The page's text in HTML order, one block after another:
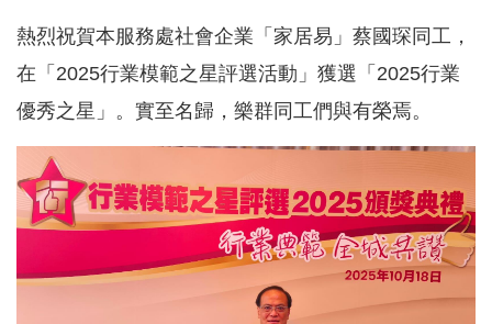
熱烈祝賀本服務處社會企業「家居易」蔡國琛同工，
在「2025行業模範之星評選活動」獲選「2025行業
優秀之星」。實至名歸，樂群同工們與有榮焉。